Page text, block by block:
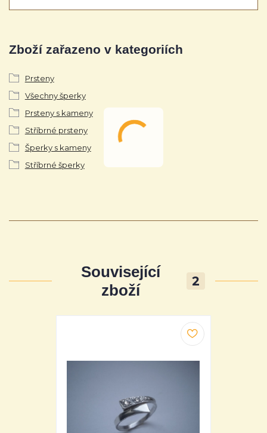
Zboží zařazeno v kategoriích
Prsteny
Všechny šperky
Prsteny s kameny
Stříbrné prsteny
Šperky s kameny
Stříbrné šperky
Související
zboží
2